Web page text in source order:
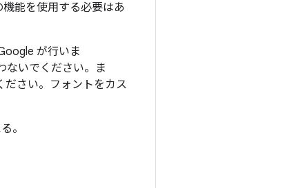
能を使用する必要はあ
が行いま
ないでください。ま
ださい。フォントをカス
。